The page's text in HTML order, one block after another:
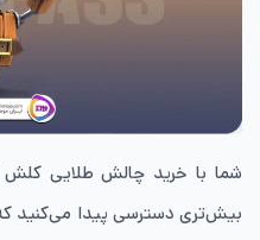
شما با خرید چالش طلایی کلش
بیش‌تری دسترسی پیدا می‌کنید